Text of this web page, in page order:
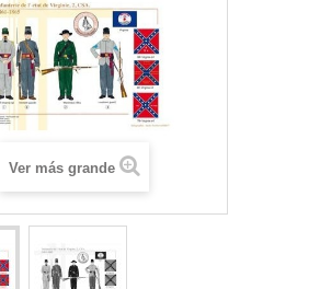
Ver más grande